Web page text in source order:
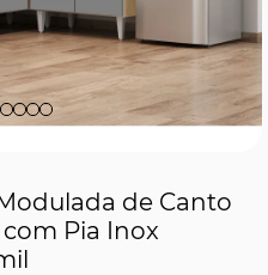
de Canto
com Pia Inox